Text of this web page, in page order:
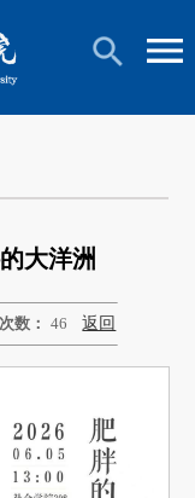
大洋洲
数： 46 返回